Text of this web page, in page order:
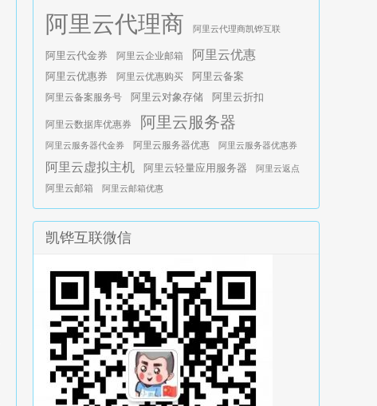
阿里云代理商
阿里云代理商凯铧互联
阿里云代金券 阿里云企业邮箱 阿里云优惠
阿里云优惠券 阿里云优惠购买
阿里云备案
阿里云备案服务号
阿里云对象存储 阿里云折扣
阿里云数据库优惠券 阿里云服务器
阿里云服务器代金券 阿里云服务器优惠 阿里云服务器优惠券
阿里云虚拟主机 阿里云轻量应用服务器 阿里云返点
阿里云邮箱 阿里云邮箱优惠
凯铧互联微信